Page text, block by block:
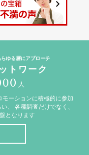
ゆる層にアプローチ
トワーク
人
ーションに積極的に参加
、
各種調査だけでなく、
となります